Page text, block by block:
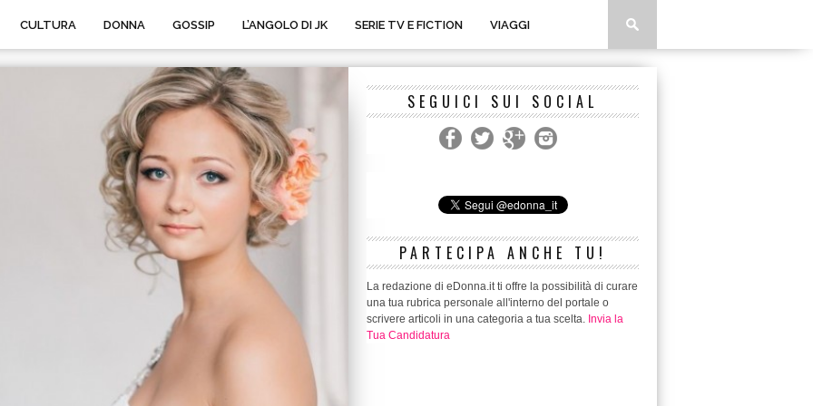
CULTURA DONNA GOSSIP L’ANGOLO DI JK SERIE TV E FICTION VIAGGI
SEGUICI SUI SOCIAL
PARTECIPA ANCHE TU!
La redazione di eDonna.it ti offre la possibilità di curare
una tua rubrica personale all'interno del portale o
scrivere articoli in una categoria a tua scelta. Invia la
Tua Candidatura